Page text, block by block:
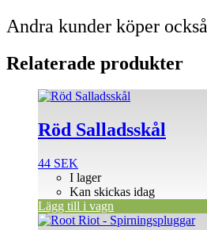
Andra kunder köper också
Relaterade produkter
Röd Salladsskål
44 SEK
I lager
Kan skickas idag
Lägg till i vagn
Den